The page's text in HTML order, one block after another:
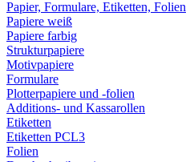
Papier, Formulare, Etiketten, Folien
Papiere weiß
Papiere farbig
Strukturpapiere
Motivpapiere
Formulare
Plotterpapiere und -folien
Additions- und Kassarollen
Etiketten
Etiketten PCL3
Folien